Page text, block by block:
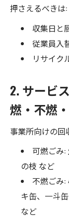
押さえるべきは:
収集日と
従業員入
リサイク
2. サービ
燃・不燃
事業所向けの回
可燃ごみ
の枝 など
不燃ごみ
キ缶、一斗
など